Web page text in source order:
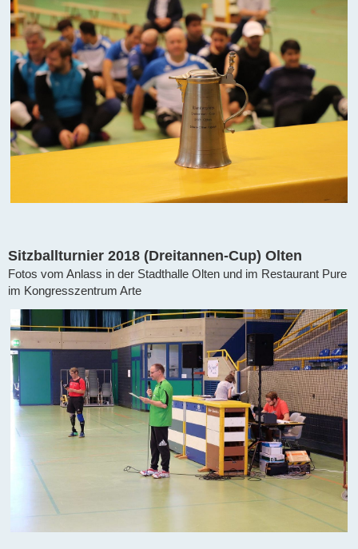
Sitzballturnier 2018 (Dreitannen-Cup) Olten
Fotos vom Anlass in der Stadthalle Olten und im Restaurant Pure
im Kongresszentrum Arte